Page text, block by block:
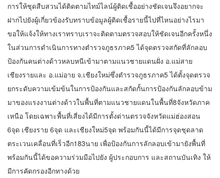
การให้ชุดสืบสวนได้ติดตามไทม์ไลน์ผู้ติดเชื้ออย่างชัดเจนจึงอยากจะ
ฝากไปยังผู้เกี่ยวข้องรับทราบข้อมูลผู้ติดเชื้อรายนี้ไปที่ไหนอย่างไรมา
ขอให้แจ้งให้ทางเราทราบเราจะติดตามตรวจสอบให้ชัดเจนอีกครั้งหนึ่ง
ในส่วนการดำเนินการทางตำรวจภูธรภาค5 ได้จุดตรวจสกัดที่ลักลอบ
ป้องกันคนต่างด้าวหลบหนีเข้ามาตามแนวชายแดนฝั่ง อ.แม่สาย
เชียงรายและ อ.แม่อาย จ.เชียงใหม่ซึ่งตำรวจภูธรภาค5 ได้ตั้งจุดตรวจ
ยกระดับความเข้มข้นในการป้องกันและสกัดกั้นการป้องกันลักลอบข้าม
มาของแรงงานต่างด้าวในพื้นที่ตามแนวชายแดนในพื้นที่8จังหวัดภาค
เหนือ โดยเฉพาะพื้นที่เสี่ยงได้มีการตั้งด่านตรวจจังหวัดแม่ฮ่องสอน
6จุด เชียงราย 6จุด และเชียงใหม่5จุด พร้อมกันนี้ได้มีการจุดชุดลาด
ตระเวนเคลื่อนที่เร็วอีก183นาย เพื่อป้องกันการลักลอบเข้ามายังพื้นที่
พร้อมกันนี้ได้ขอความร่วมมือไปยัง ผู้ประกอบการ และสถานบันเทิง ให้
มีการคัดกรองอีกทางด้วย